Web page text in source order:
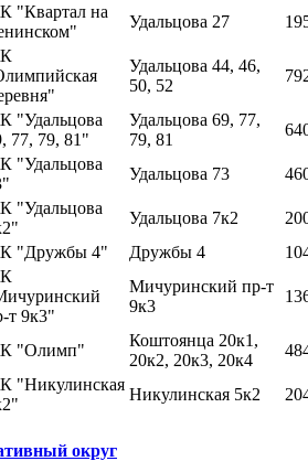
"Квартал на
Удальцова 27
Удальцова 44, 46,
50, 52
"Удальцова
77, 79, 81"
Удальцова 69, 77,
79, 81
"Удальцова
Удальцова 73
"Удальцова
Удальцова 7к2
"Дружбы 4" Дружбы 4
т 9к3"
Мичуринский пр-т
9к3
"Олимп"
Коштоянца 20к1,
20к2, 20к3, 20к4
"Никулинская
Никулинская 5к2
округ